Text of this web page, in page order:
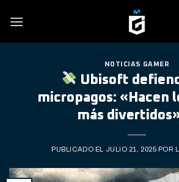
NOTICIAS GAMER
Ubisoft
micropagos: «Hacen
más
PUBLICADO EL JULIO 21, 2025 POR